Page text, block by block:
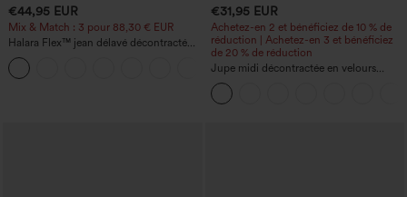
€44,95 EUR
Mix & Match : 3 pour 88,30 € EUR
Halara Flex™ jean délavé décontracté
taille haute à poches, coupe baggy à
jambe large
+2
€31,95 EUR
Achetez-en 2 et bénéficiez de 10 % de
réduction | Achetez-en 3 et bénéficiez
de 20 % de réduction
Jupe midi décontractée en velours
côtelé, taille mi-haute, poches avant
latérales à rabat